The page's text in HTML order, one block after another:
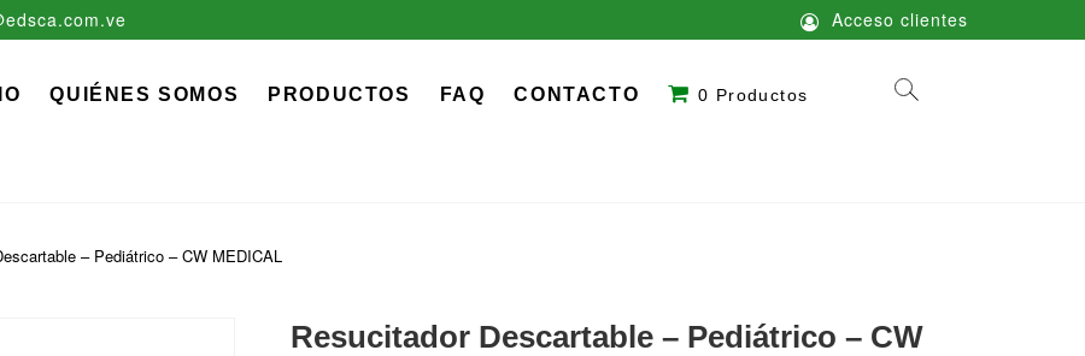
Acceso clientes
EDS, C.A.
QUIÉNES SOMOS PRODUCTOS FAQ CONTACTO 0 Productos
– Pediátrico – CW MEDICAL
Resucitador Descartable – Pediátrico – CW